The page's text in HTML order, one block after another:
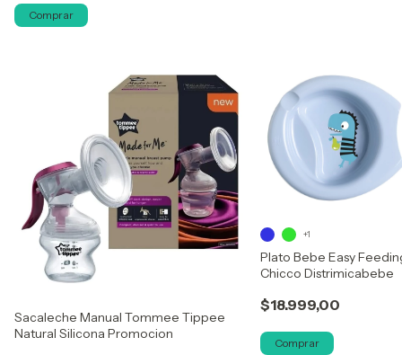
Comprar
Sacaleche Manual Tommee Tippee
Natural Silicona Promocion
Plato Bebe Easy
Chicco Distrimicabebe
$18.999,00
+1
Comprar